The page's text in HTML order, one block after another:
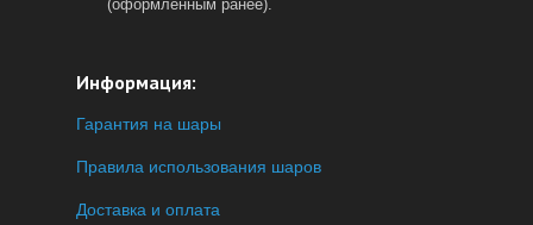
(оформленным ранее).
Информация:
Гарантия на шары
Правила использования шаров
Доставка и оплата